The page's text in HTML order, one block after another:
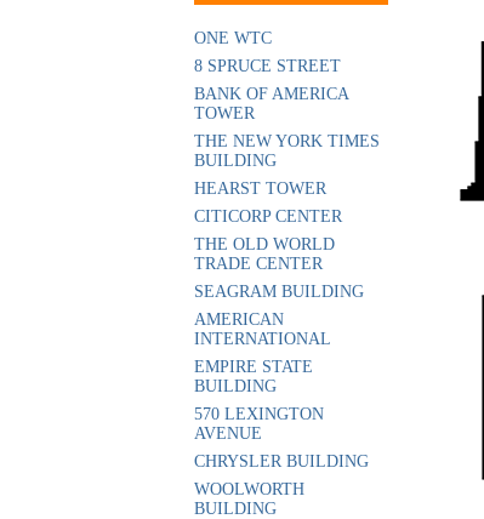
ONE WTC
8 SPRUCE STREET
BANK OF AMERICA
TOWER
THE NEW YORK TIMES
BUILDING
HEARST TOWER
CITICORP CENTER
THE OLD WORLD
TRADE CENTER
SEAGRAM BUILDING
AMERICAN
INTERNATIONAL
EMPIRE STATE
BUILDING
570 LEXINGTON
AVENUE
CHRYSLER BUILDING
WOOLWORTH
BUILDING